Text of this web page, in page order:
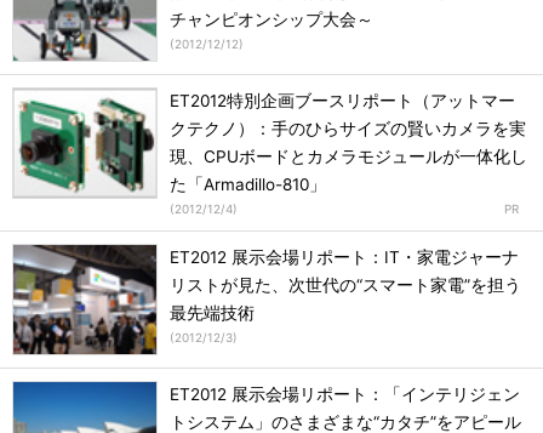
チャンピオンシップ大会～
(2012/12/12)
ET2012特別企画ブースリポート（アットマー
クテクノ）：手のひらサイズの賢いカメラを実
現、CPUボードとカメラモジュールが一体化し
た「Armadillo-810」
(2012/12/4)
ET2012 展示会場リポート：IT・家電ジャーナ
リストが見た、次世代の“スマート家電”を担う
最先端技術
(2012/12/3)
ET2012 展示会場リポート：「インテリジェン
トシステム」のさまざまな“カタチ”をアピール